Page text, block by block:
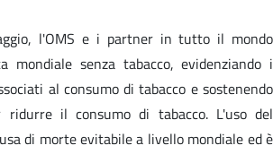
l'OMS e i partner in tutto il mondo
mondiale senza tabacco, evidenziando i
al consumo di tabacco e sostenendo
ridurre il consumo di tabacco. L'uso del
di morte evitabile a livello mondiale ed è